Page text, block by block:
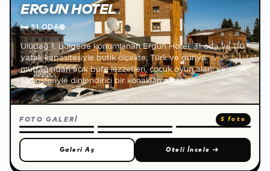
ERGUN HOTEL
🛏31 ODA🌐
Uludağ 1. bölgede konumlanan Ergun Hotel, 31 oda ve 110
yatak kapasitesiyle butik ölçekte; Türk ve dünya
mutfağından açık büfe lezzetleri, çocuk oyun alanı ve sıcak
atmosferiyle dinlendirici bir konaklama sağlar.
FOTO GALERİ 5 foto
Galeri Aç Oteli İncele →